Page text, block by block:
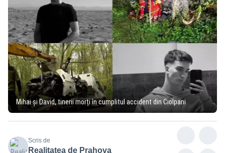
Mihai și David, tinerii morți în cumplitul accident din Ciolpani
Scris de
Realitatea de Prahova